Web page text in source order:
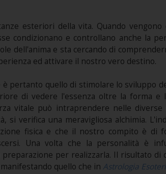
esteriori della vita. Quando
condizionano e controllano anche la
dell'anima e sta cercando di
ed attivare il nostro vero destino.
pertanto quello di stimolare lo sviluppo
di vedere l'essenza oltre la forma
vitale può intraprendere nelle diverse
verifica una meravigliosa alchimia.
fisica e che il nostro compito è
Una volta che la personalità è
per realizzarla. Il risultato di
quello che in Astrologia